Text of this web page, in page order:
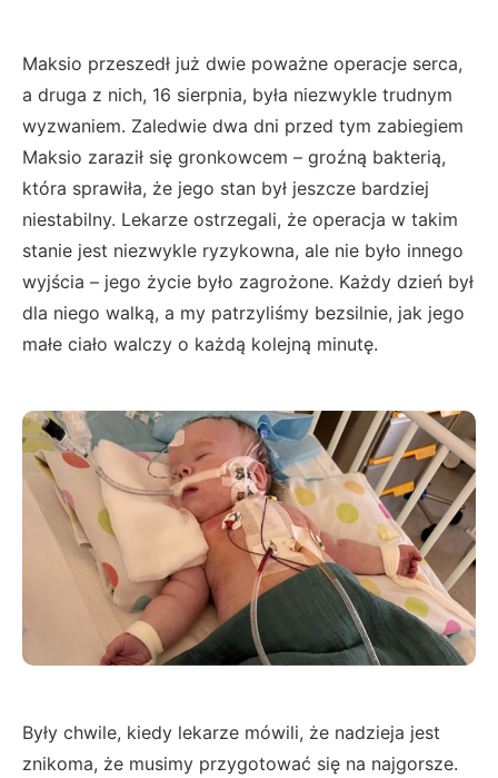
Maksio przeszedł już dwie poważne operacje serca,
a druga z nich, 16 sierpnia, była niezwykle trudnym
wyzwaniem. Zaledwie dwa dni przed tym zabiegiem
Maksio zaraził się gronkowcem – groźną bakterią,
która sprawiła, że jego stan był jeszcze bardziej
niestabilny. Lekarze ostrzegali, że operacja w takim
stanie jest niezwykle ryzykowna, ale nie było innego
wyjścia – jego życie było zagrożone. Każdy dzień był
dla niego walką, a my patrzyliśmy bezsilnie, jak jego
małe ciało walczy o każdą kolejną minutę.
Były chwile, kiedy lekarze mówili, że nadzieja jest
znikoma, że musimy przygotować się na najgorsze.